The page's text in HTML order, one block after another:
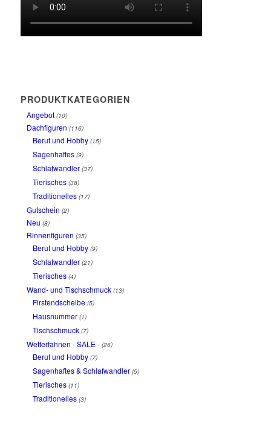
PRODUKTKATEGORIEN
Angebot (10)
Dachfiguren (116)
Beruf und Hobby (15)
Sagenhaftes (9)
Schlafwandler (37)
Tierisches (38)
Traditionelles (17)
Gutschein (2)
Neu (8)
Rinnenfiguren (35)
Beruf und Hobby (9)
Schlafwandler (21)
Tierisches (4)
Wand- und Tischschmuck (13)
Firstendscheibe (5)
Hausnummer (1)
Tischschmuck (7)
Wetterfahnen - SALE - (26)
Beruf und Hobby (7)
Sagenhaftes & Schlafwandler (5)
Tierisches (11)
Traditionelles (3)